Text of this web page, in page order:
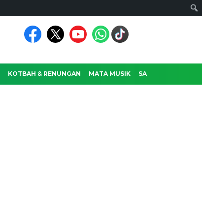
KOTBAH & RENUNGAN MATA MUSIK SASTRA